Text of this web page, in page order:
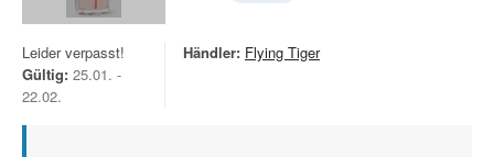
Leider verpasst!
Gültig: 25.01. -
22.02.
Händler: Flying Tiger